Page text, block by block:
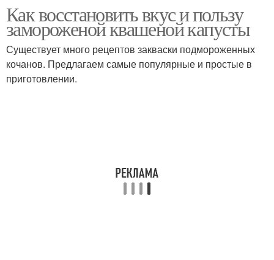
Как восстановить вкус и пользу
замороженой квашеной капусты
Существует много рецептов закваски подмороженных
кочанов. Предлагаем самые популярные и простые в
приготовлении.